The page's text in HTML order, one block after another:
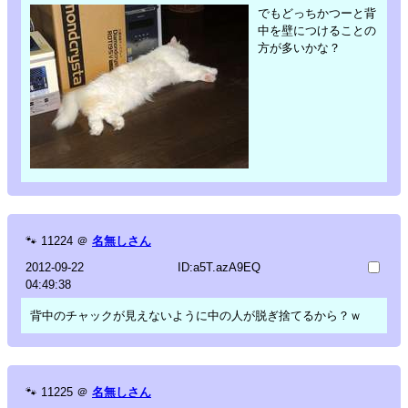
でもどっちかつーと背
中を壁につけることの
方が多いかな？
🐾 11224 ＠ 名無しさん
2012-09-22
04:49:38
ID:a5T.azA9EQ
背中のチャックが見えないように中の人が脱ぎ捨てるから？ｗ
🐾 11225 ＠ 名無しさん